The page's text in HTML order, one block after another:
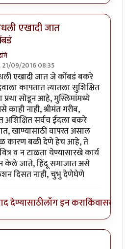
एखादी जात
21/09/2016 08:35
toये बात हजम नही हुई. इस्कटून
एखादी जात जे कोंबडं बकरे
कापतात त्यातला सुशिक्षित
प्रथा सोडून आहे, मुस्लिमांमध्ये
काही नाही, श्रीमंत गरीब,
अशिक्षित सर्वच ईदला बकरे
खाण्यासाठी वापरत असाल
कारण बळी देणे हेच आहे, ते
व न टाळता येण्यासारखे कार्य
केले जाते, हिंदू समाजात असे
दिसत नाही, चुभु देणेघेणे
देण्यासाठीलॉग इन कराकिंवासदस्य